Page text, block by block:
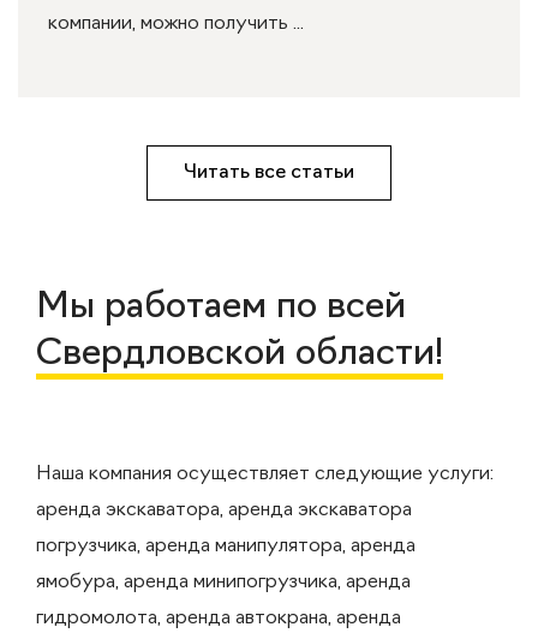
компании, можно получить ...
Читать все статьи
Мы работаем по всей
Свердловской области!
Наша компания осуществляет следующие услуги:
аренда экскаватора, аренда экскаватора
погрузчика, аренда манипулятора, аренда
ямобура, аренда минипогрузчика, аренда
гидромолота, аренда автокрана, аренда